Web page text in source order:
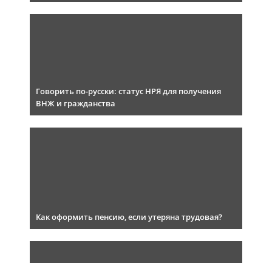
Говорить по-русски: статус НРЯ для получения
ВНЖ и гражданства
Как оформить пенсию, если утеряна трудовая?